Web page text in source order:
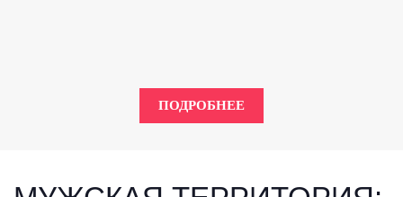
ПОДРОБНЕЕ